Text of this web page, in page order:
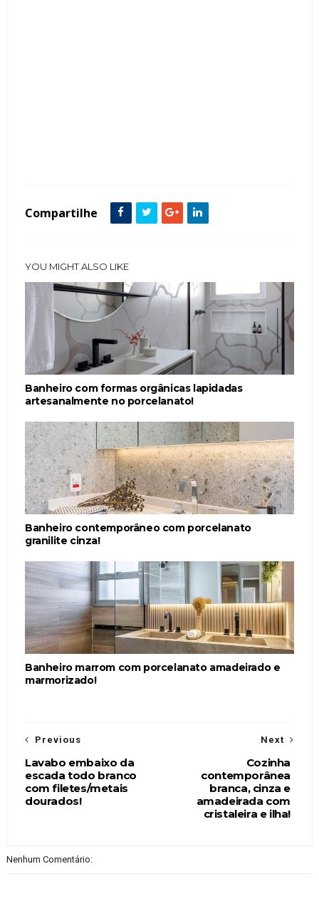
Compartilhe
YOU MIGHT ALSO LIKE
Banheiro com formas orgânicas lapidadas
artesanalmente no porcelanato!
Banheiro contemporâneo com porcelanato
granilite cinza!
Banheiro marrom com porcelanato amadeirado e
marmorizado!
Next
Cozinha
contemporânea
branca, cinza e
amadeirada com
cristaleira e ilha!
Previous
Lavabo embaixo da
escada todo branco
com filetes/metais
dourados!
Nenhum Comentário: